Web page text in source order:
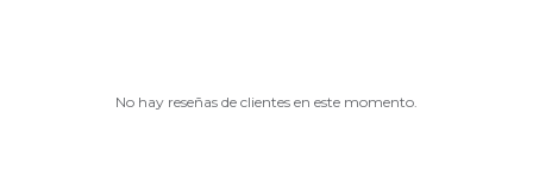
No hay reseñas de clientes en este momento.